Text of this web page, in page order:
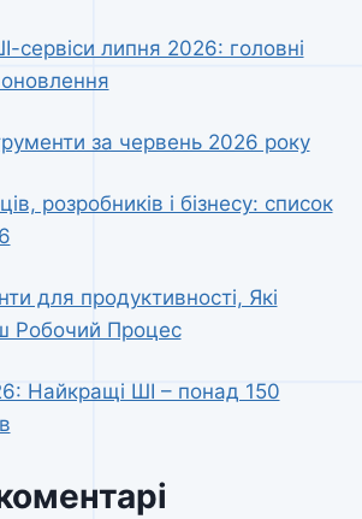
сервіси липня 2026: головні
за червень 2026 року
розробників і бізнесу: список
для продуктивності, Які
Робочий Процес
Найкращі ШІ – понад 150